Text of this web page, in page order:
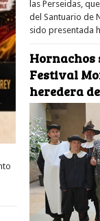
las Perseidas,
del Santuario de
sido presentada
Hornachos
Festival
heredera